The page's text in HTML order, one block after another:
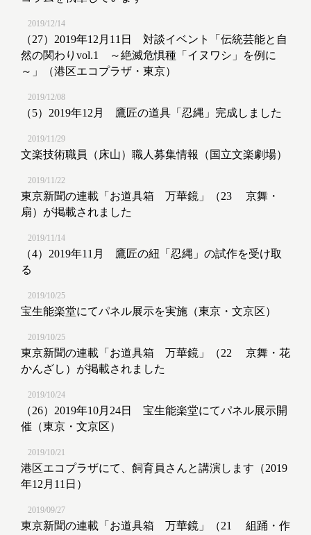
2019/12/14
（27）2019年12月11日 対談イベント「伝統芸能と自
然の関わりvol.1 ～絶滅危惧種「イヌワシ」を例に
～」（港区エコプラザ・東京）
2019/12/08
（5）2019年12月 鷹匠の道具「忍縄」完成しました
2019/11/29
文楽技術職員（床山）職人募集情報（国立文楽劇場）
2019/11/22
東京新聞の連載「お道具箱 万華鏡」（23 京舞・
扇）が掲載されました
2019/11/14
（4）2019年11月 鷹匠の紐「忍縄」の試作を受け取
る
2019/10/25
宝生能楽堂にてパネル展示を実施（東京・文京区）
2019/10/25
東京新聞の連載「お道具箱 万華鏡」（22 京舞・花
かんざし）が掲載されました
2019/10/24
（26）2019年10月24日 宝生能楽堂にてパネル展示開
催（東京・文京区）
2019/10/21
港区エコプラザにて、飼育員さんと講演します（2019
年12月11日）
2019/09/27
東京新聞の連載「お道具箱 万華鏡」（21 組踊・作